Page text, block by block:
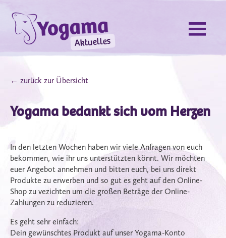
Aktuelles
← zurück zur Übersicht
Yogama bedankt sich vom Herzen
In den letzten Wochen haben wir viele Anfragen von euch
bekommen, wie ihr uns unterstützten könnt. Wir möchten
euer Angebot annehmen und bitten euch, bei uns direkt
Produkte zu erwerben und so gut es geht auf den Online-
Shop zu vezichten um die großen Beträge der Online-
Zahlungen zu reduzieren.
Es geht sehr einfach:
Dein gewünschtes Produkt auf unser Yogama-Konto